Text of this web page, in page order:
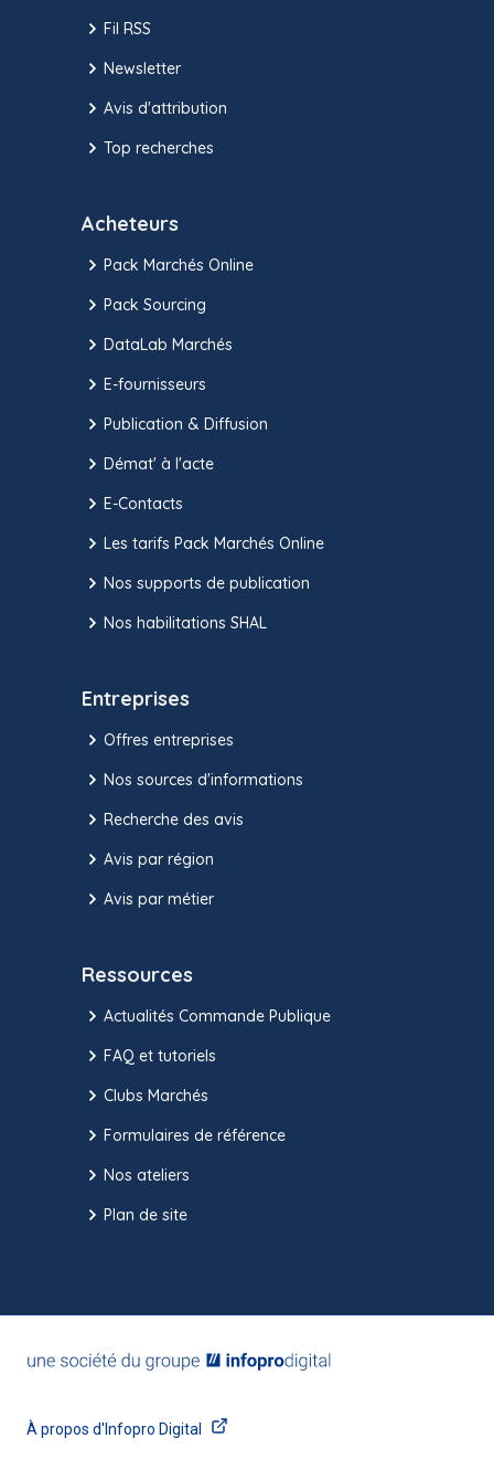
Fil RSS
Newsletter
Avis d'attribution
Top recherches
Acheteurs
Pack Marchés Online
Pack Sourcing
DataLab Marchés
E-fournisseurs
Publication & Diffusion
Démat' à l'acte
E-Contacts
Les tarifs Pack Marchés Online
Nos supports de publication
Nos habilitations SHAL
Entreprises
Offres entreprises
Nos sources d'informations
Recherche des avis
Avis par région
Avis par métier
Ressources
Actualités Commande Publique
FAQ et tutoriels
Clubs Marchés
Formulaires de référence
Nos ateliers
Plan de site